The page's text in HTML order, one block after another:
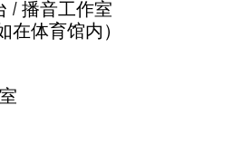
/ 播音工作室
在体育馆内）